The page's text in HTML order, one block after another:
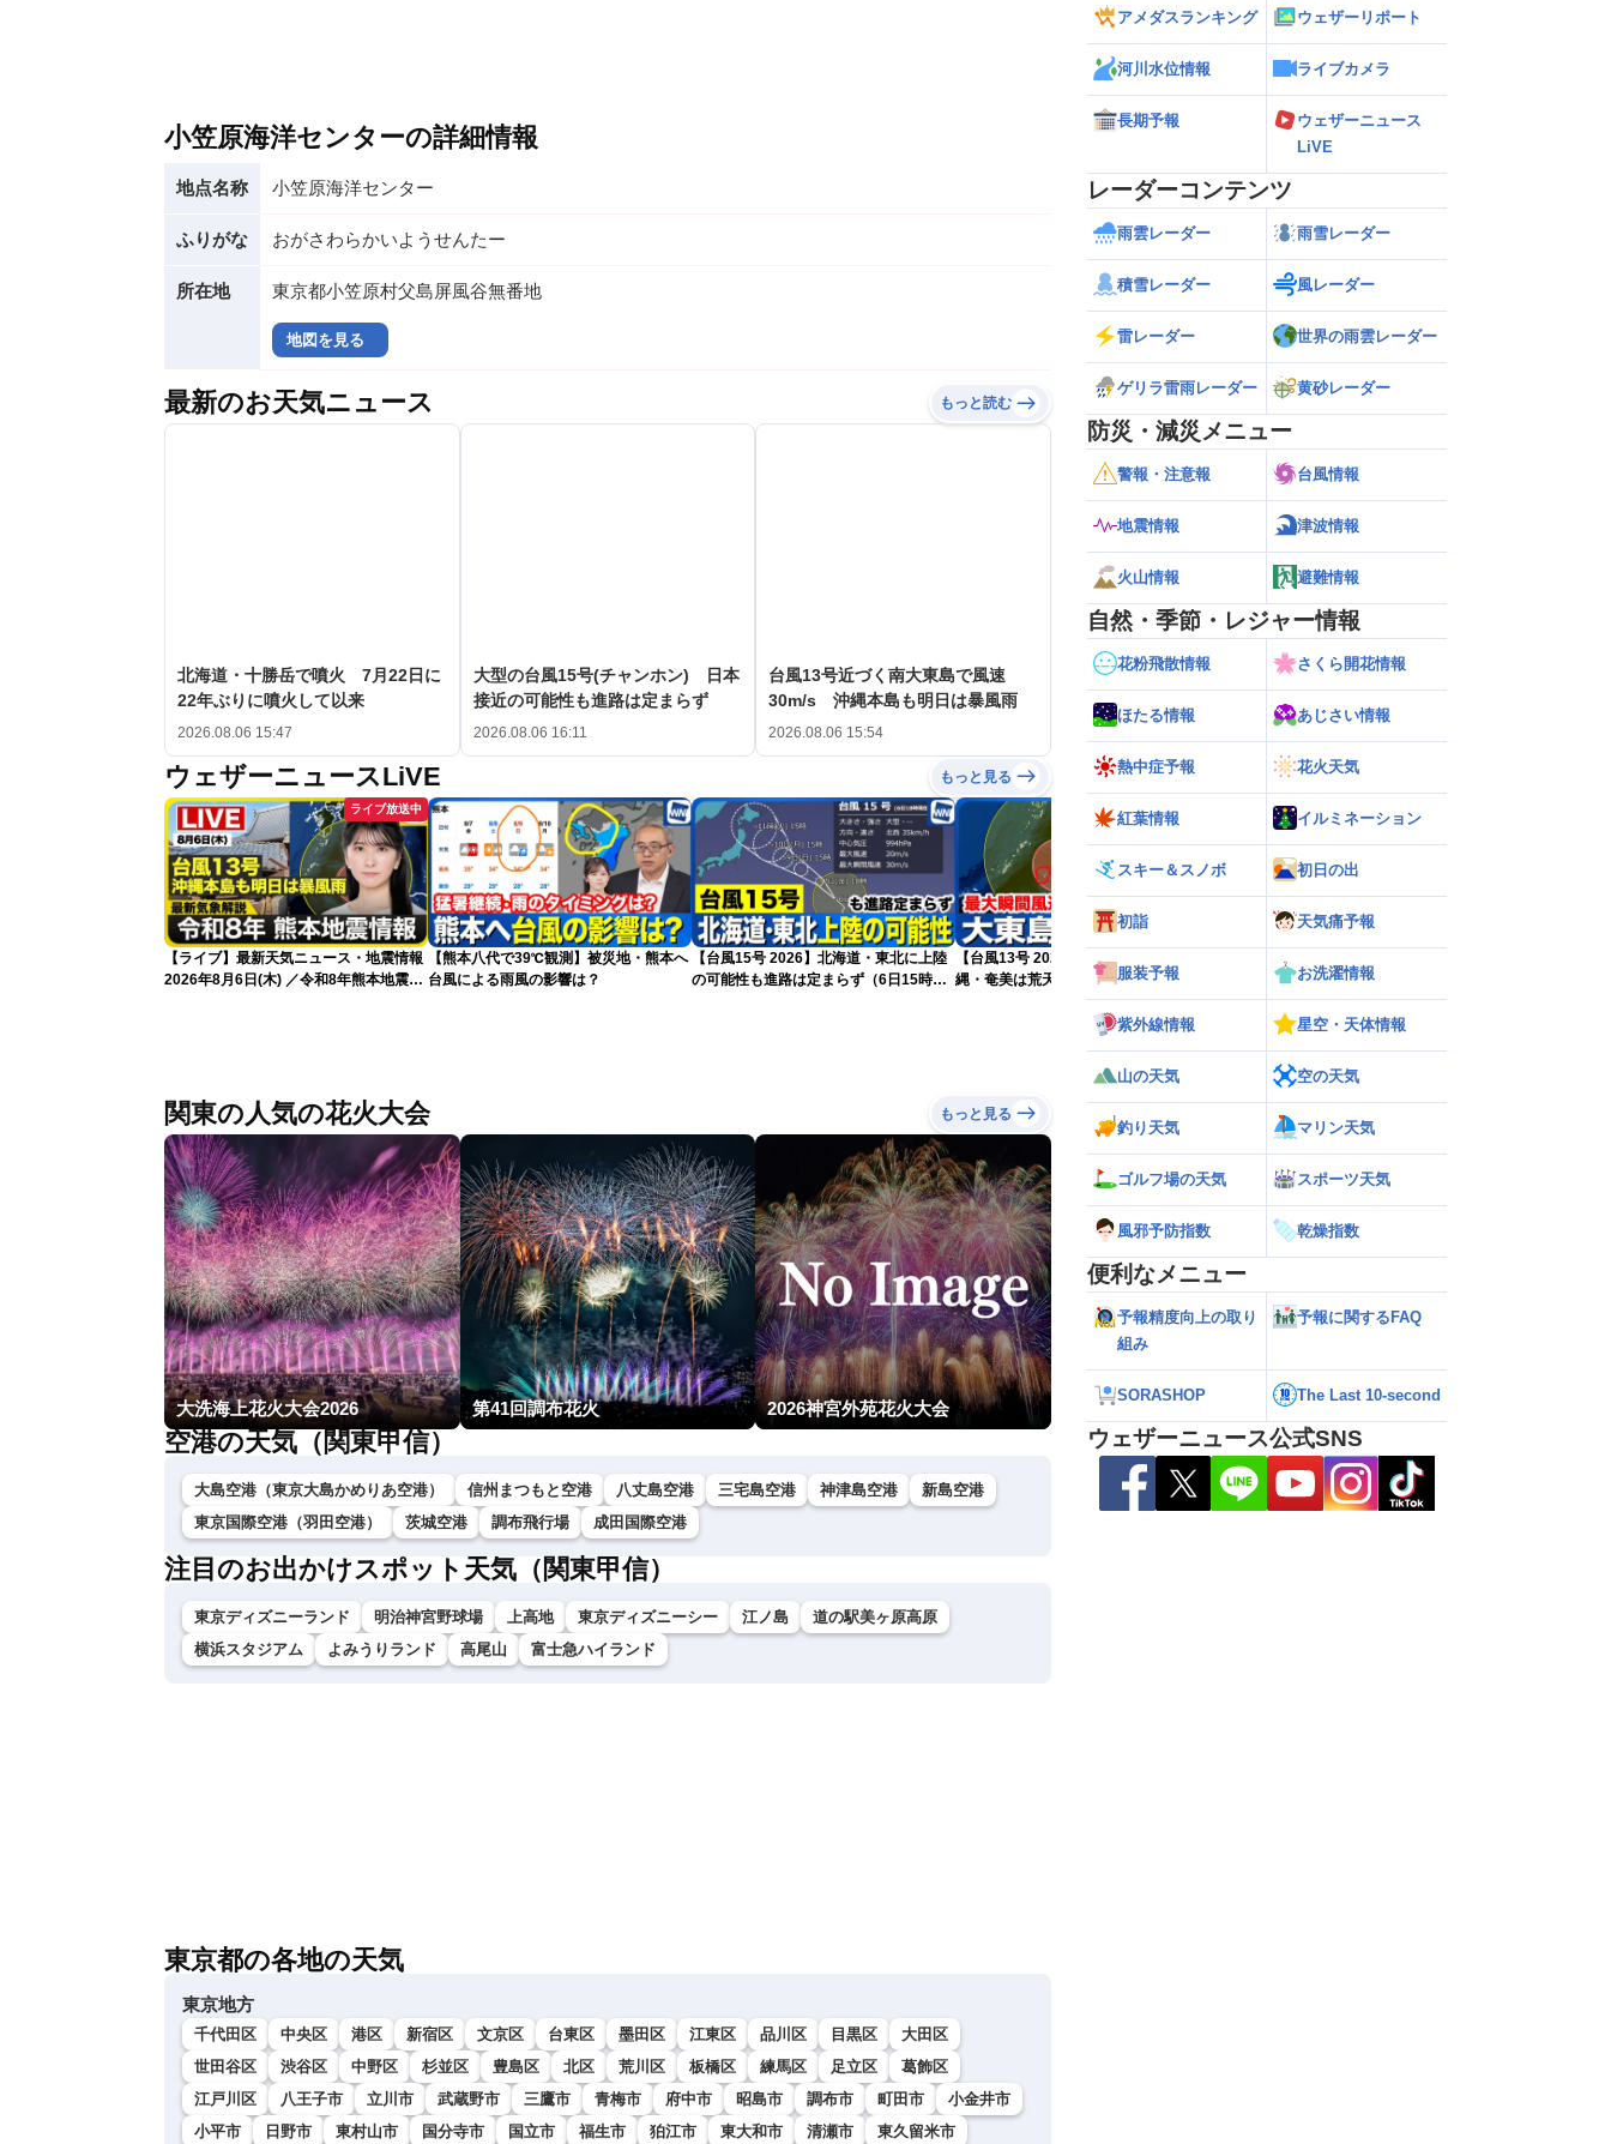
小笠原海洋センターの詳細情報
地点名称 小笠原海洋センター
ふりがな おがさわらかいようせんたー
所在地 東京都小笠原村父島屏風谷無番地
地図を見る
最新のお天気ニュース もっと読む
北海道・十勝岳で噴火 7月22日に
22年ぶりに噴火して以来
2026.08.06 15:47
大型の台風15号(チャンホン) 日本
接近の可能性も進路は定まらず
2026.08.06 16:11
台風13号近づく南大東島で風速
30m/s 沖縄本島も明日は暴風雨
2026.08.06 15:54
ウェザーニュースLiVE もっと見る
ライブ放送中
【ライブ】最新天気ニュース・地震情報
2026年8月6日(木) ／令和8年熊本地震情
【熊本八代で39℃観測】被災地・熊本へ
台風による雨風の影響は？
【台風15号 2026】北海道・東北に上陸
の可能性も進路は定まらず（6日15時更
【台風13号 2026】大東島は暴風域に 沖
縄・奄美は荒天に警戒（6日16時更新）
【お盆休みの天気】前半は晴れてもにわ
か雨の可能性 台風15号の動向にも注意
関東の人気の花火大会 もっと見る
大洗海上花火大会2026 第41回調布花火 2026神宮外苑花火大会
空港の天気（関東甲信）
大島空港（東京大島かめりあ空港） 信州まつもと空港 八丈島空港 三宅島空港 神津島空港
新島空港
東京国際空港（羽田空港）
茨城空港 調布飛行場 成田国際空港
注目のお出かけスポット天気（関東甲信）
東京ディズニーランド 明治神宮野球場 上高地 東京ディズニーシー 江ノ島
道の駅美ヶ原高原
横浜スタジアム
よみうりランド 高尾山 富士急ハイランド
東京都の各地の天気
東京地方
千代田区 中央区 港区 新宿区 文京区 台東区 墨田区 江東区 品川区 目黒区
大田区
世田谷区
渋谷区 中野区 杉並区 豊島区 北区 荒川区 板橋区 練馬区 足立区
葛飾区
江戸川区
八王子市 立川市 武蔵野市 三鷹市 青梅市 府中市 昭島市 調布市 町田市
小金井市
小平市
日野市 東村山市 国分寺市 国立市 福生市 狛江市 東大和市 清瀬市
東久留米市
アメダスランキング ウェザーリポート
河川水位情報 ライブカメラ
長期予報
ウェザーニュース
LiVE
レーダーコンテンツ
雨雲レーダー 雨雪レーダー
積雪レーダー 風レーダー
雷レーダー 世界の雨雲レーダー
ゲリラ雷雨レーダー 黄砂レーダー
防災・減災メニュー
警報・注意報 台風情報
地震情報 津波情報
火山情報 避難情報
自然・季節・レジャー情報
花粉飛散情報 さくら開花情報
ほたる情報 あじさい情報
熱中症予報 花火天気
紅葉情報 イルミネーション
スキー＆スノボ 初日の出
初詣 天気痛予報
服装予報 お洗濯情報
紫外線情報 星空・天体情報
山の天気 空の天気
釣り天気 マリン天気
ゴルフ場の天気 スポーツ天気
風邪予防指数 乾燥指数
便利なメニュー
予報精度向上の取り
組み
予報に関するFAQ
SORASHOP The Last 10-second
ウェザーニュース公式SNS